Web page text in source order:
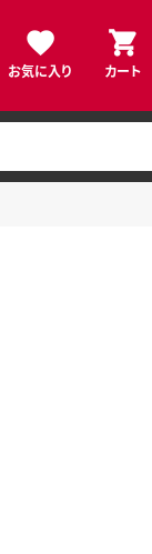
お気に入り カート